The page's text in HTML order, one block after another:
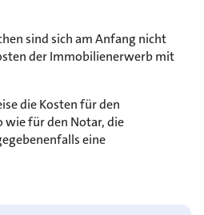
sind sich am Anfang nicht
der Immobilienerwerb mit
die Kosten für den
wie für den Notar, die
eine